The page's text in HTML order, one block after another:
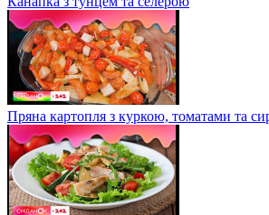
Пряна картопля з куркою, томатами та